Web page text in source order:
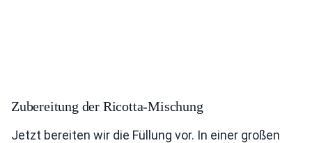
Zubereitung der Ricotta-Mischung
Jetzt bereiten wir die Füllung vor. In einer großen